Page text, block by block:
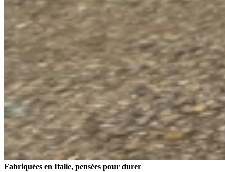
Fabriquées en Italie, pensées pour durer